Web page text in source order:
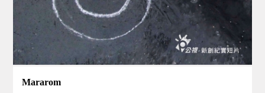
Mararom